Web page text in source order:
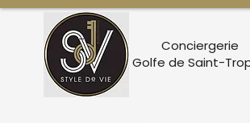
Conciergerie
Golfe de Saint-